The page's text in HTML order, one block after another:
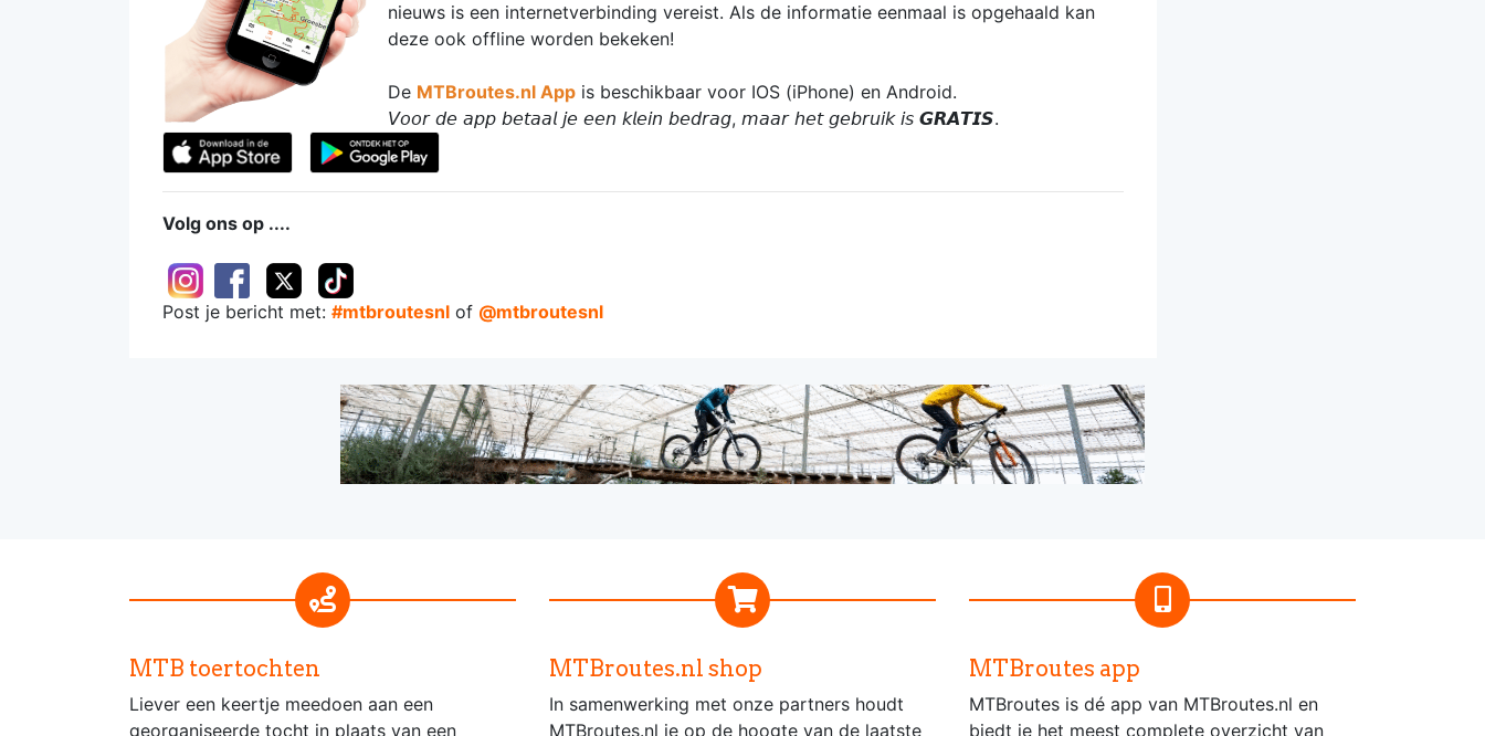
nieuws is een internetverbinding vereist. Als de informatie eenmaal is opgehaald kan
deze ook offline worden bekeken!
De MTBroutes.nl App is beschikbaar voor IOS (iPhone) en Android.
𝘝𝘰𝘰𝘳 𝘥𝘦 𝘢𝘱𝘱 𝘣𝘦𝘵𝘢𝘢𝘭 𝘫𝘦 𝘦𝘦𝘯 𝘬𝘭𝘦𝘪𝘯 𝘣𝘦𝘥𝘳𝘢𝘨, 𝘮𝘢𝘢𝘳 𝘩𝘦𝘵 𝘨𝘦𝘣𝘳𝘶𝘪𝘬 𝘪𝘴 𝙂𝙍𝘼𝙏𝙄𝙎.
Volg ons op ....
Post je bericht met: #mtbroutesnl of @mtbroutesnl
MTB toertochten
Liever een keertje meedoen aan een
georganiseerde tocht in plaats van een
MTBroutes.nl shop
In samenwerking met onze partners houdt
MTBroutes.nl je op de hoogte van de laatste
MTBroutes app
MTBroutes is dé app van MTBroutes.nl en
biedt je het meest complete overzicht van